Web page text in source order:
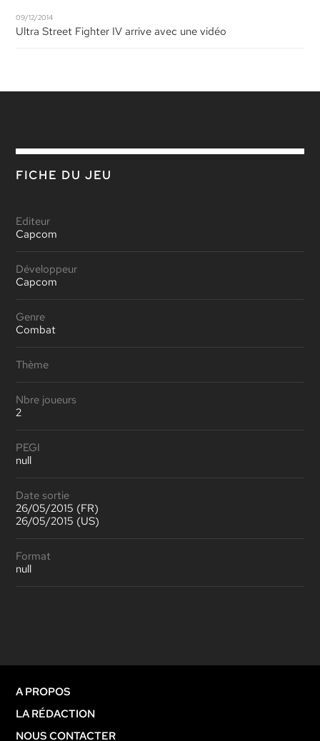
09/12/2014
Ultra Street Fighter IV arrive avec une vidéo
FICHE DU JEU
Editeur
Capcom
Développeur
Capcom
Genre
Combat
Thème
Nbre joueurs
2
PEGI
null
Date sortie
26/05/2015 (FR)
26/05/2015 (US)
Format
null
A PROPOS
LA RÉDACTION
NOUS CONTACTER